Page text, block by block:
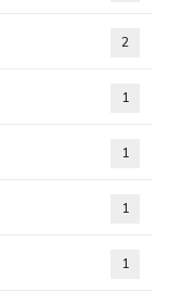
2
1
1
1
1